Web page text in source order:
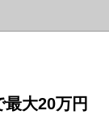
大20万円